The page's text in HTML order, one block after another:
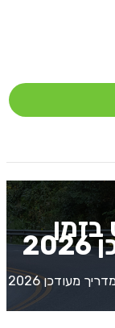
בזמן
מעודכן 2026